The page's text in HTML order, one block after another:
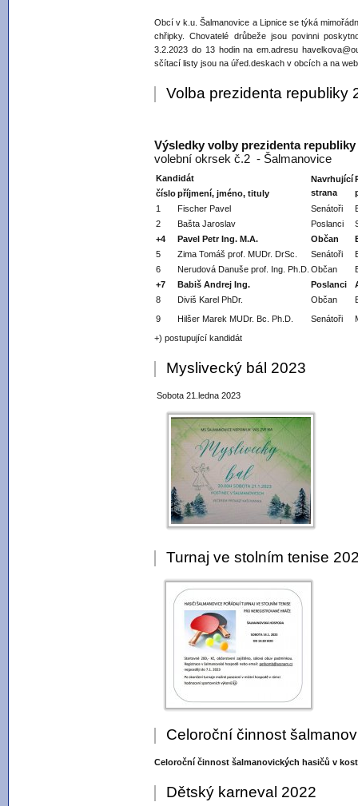
Obcí v k.u. Šalmanovice a Lipnice se týká
chřipky. Chovatelé drůbeže jsou povinni
3.2.2023 do 13 hodin na em.adresu
sčítací listy jsou na úřed.deskach v obcích a na
Volba prezidenta republiky
Výsledky volby prezidenta republiky
volební okrsek č.2 - Šalmanovice
Kandidát
Navrhující
strana
číslopříjmení, jméno, tituly
1
Fischer Pavel Senátoři
2
Bašta Jaroslav Poslanci
+4
Pavel Petr Ing. M.A. Občan
5
Zima Tomáš prof. MUDr. DrSc. Senátoři
6
Nerudová Danuše prof. Ing. Ph.D. Občan
+7
Babiš Andrej Ing. Poslanci
8
Diviš Karel PhDr. Občan
9
Hilšer Marek MUDr. Bc. Ph.D. Senátoři
+) postupující kandidát
Myslivecký bál 2023
Sobota 21.ledna 2023
Turnaj ve stolním tenise
Celoroční činnost
Celoroční činnost šalmanovických hasičů v
Dětský karneval 2022